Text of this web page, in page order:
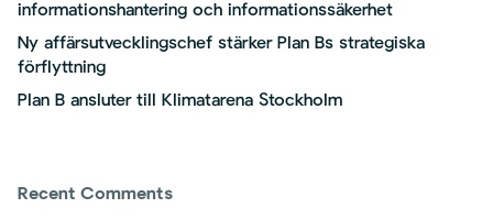
informationshantering och informationssäkerhet
Ny affärsutvecklingschef stärker Plan Bs strategiska
förflyttning
Plan B ansluter till Klimatarena Stockholm
Recent Comments